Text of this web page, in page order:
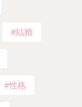
結婚
性格